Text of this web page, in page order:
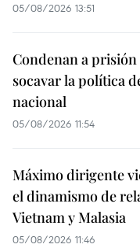
05/08/2026 13:51
Condenan a
socavar la política
nacional
05/08/2026 11:54
Máximo dirigente
el dinamismo de
Vietnam y Malasia
05/08/2026 11:46